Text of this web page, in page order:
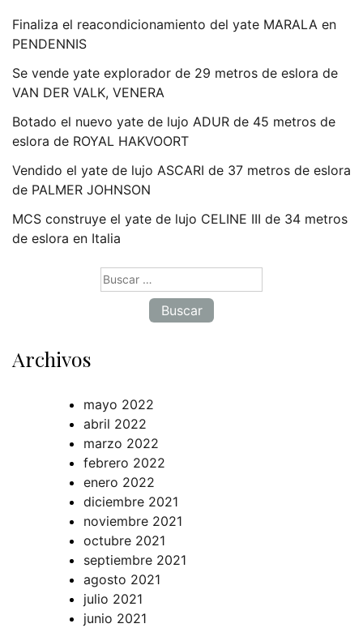
Finaliza el reacondicionamiento del yate MARALA en
PENDENNIS
Se vende yate explorador de 29 metros de eslora de
VAN DER VALK, VENERA
Botado el nuevo yate de lujo ADUR de 45 metros de
eslora de ROYAL HAKVOORT
Vendido el yate de lujo ASCARI de 37 metros de eslora
de PALMER JOHNSON
MCS construye el yate de lujo CELINE III de 34 metros
de eslora en Italia
Archivos
mayo 2022
abril 2022
marzo 2022
febrero 2022
enero 2022
diciembre 2021
noviembre 2021
octubre 2021
septiembre 2021
agosto 2021
julio 2021
junio 2021